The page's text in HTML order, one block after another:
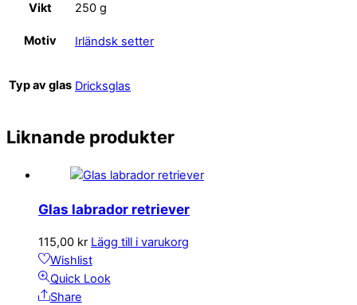
Vikt 250 g
Motiv Irländsk setter
Typ av glas Dricksglas
Liknande produkter
Glas labrador retriever
115,00 kr Lägg till i varukorg
Wishlist
Quick Look
Share